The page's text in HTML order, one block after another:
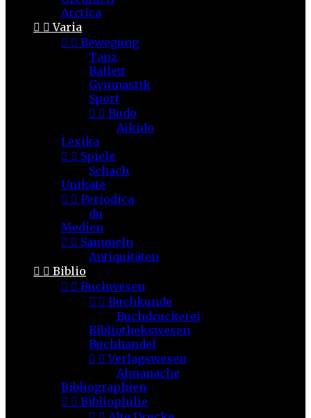
Arctica
  Varia
  Bewegung
Tanz
Ballett
Gymnastik
Sport
  Budo
Aikido
Lexika
  Spiele
Schach
Unikate
  Periodica
du
Medien
  Sammeln
Antiquitäten
  Biblio
  Buchwesen
  Buchkunde
Buchdruckerei
Bibliothekswesen
Buchhandel
  Verlagswesen
Almanache
Bibliographien
  Bibliophilie